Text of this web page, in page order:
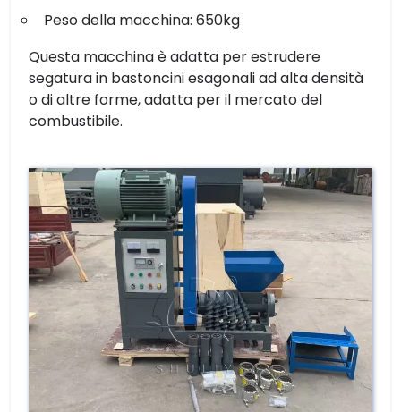
Peso della macchina: 650kg
Questa macchina è adatta per estrudere
segatura in bastoncini esagonali ad alta densità
o di altre forme, adatta per il mercato del
combustibile.